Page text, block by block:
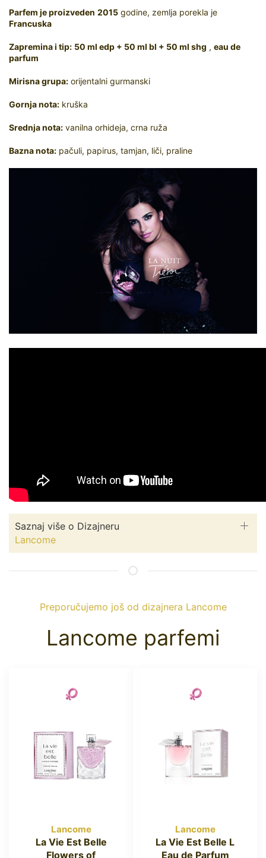
Parfem je proizveden 2015 godine, zemlja porekla je
Francuska
Zapremina i tip: 50 ml edp + 50 ml bl + 50 ml shg , eau de
parfum
Mirisna grupa: orijentalni gurmanski
Gornja nota: kruška
Srednja nota: vanilna orhideja, crna ruža
Bazna nota: pačuli, papirus, tamjan, liči, praline
Saznaj više o Dizajneru
Lancome
Preporučujemo još od dizajnera Lancome
Lancome parfemi
Lancome
La Vie Est Belle
Flowers of
Lancome
La Vie Est Belle L
Eau de Parfum